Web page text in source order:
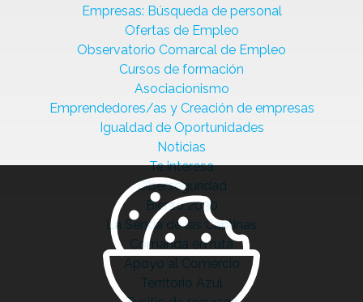
Empresas: Búsqueda de personal
Ofertas de Empleo
Observatorio Comarcal de Empleo
Cursos de formación
Asociacionismo
Emprendedores/as y Creación de empresas
Igualdad de Oportunidades
Noticias
Te interesa
Ciberseguridad
Bierzo 2030
La Senda de las Cantinas
Comanda en ruta
Apoyo al Comercio
Territorio Azul